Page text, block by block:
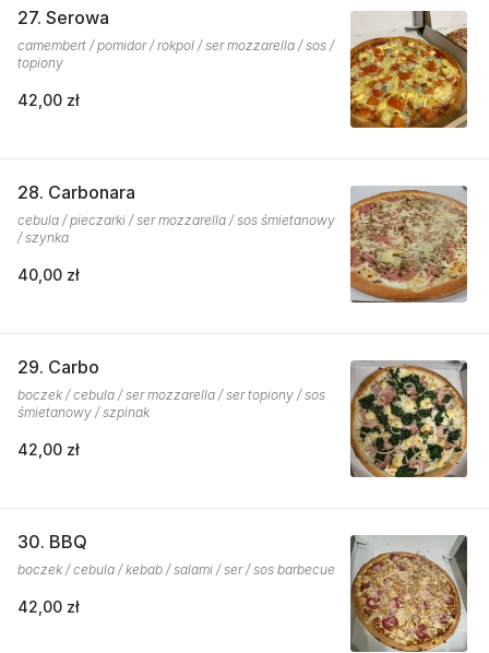
27. Serowa
camembert / pomidor / rokpol / ser mozzarella / sos /
topiony
42,00 zł
28. Carbonara
cebula / pieczarki / ser mozzarella / sos śmietanowy
/ szynka
40,00 zł
29. Carbo
boczek / cebula / ser mozzarella / ser topiony / sos
śmietanowy / szpinak
42,00 zł
30. BBQ
boczek / cebula / kebab / salami / ser / sos barbecue
42,00 zł